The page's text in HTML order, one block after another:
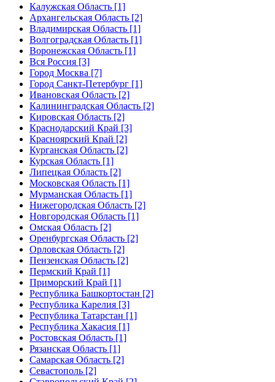
Калужская Область [1]
Архангельская Область [2]
Владимирская Область [1]
Волгоградская Область [1]
Воронежская Область [1]
Вся Россия [3]
Город Москва [7]
Город Санкт-Петербург [1]
Ивановская Область [2]
Калининградская Область [2]
Кировская Область [2]
Краснодарский Край [3]
Красноярский Край [2]
Курганская Область [2]
Курская Область [1]
Липецкая Область [2]
Московская Область [1]
Мурманская Область [1]
Нижегородская Область [2]
Новгородская Область [1]
Омская Область [2]
Оренбургская Область [2]
Орловская Область [2]
Пензенская Область [2]
Пермский Край [1]
Приморский Край [1]
Республика Башкортостан [2]
Республика Карелия [3]
Республика Татарстан [1]
Республика Хакасия [1]
Ростовская Область [1]
Рязанская Область [1]
Самарская Область [2]
Севастополь [2]